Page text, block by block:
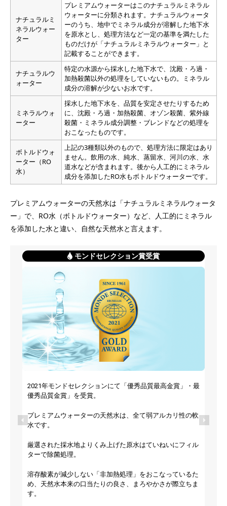
ナチュラルミ
ネラルウォー
ター
プレミアムウォーターはこのナチュラルミネラル
ウォーターに分類されます。ナチュラルウォータ
ーのうち、地中でミネラル成分が溶解した地下水
を原水とし、処理方法など一定の基準を満たした
ものだけが「ナチュラルミネラルウォーター」と
記載することができます。
ナチュラルウ
ォーター
特定の水源から採水した地下水で、沈殿・ろ過・
加熱殺菌以外の処理をしていないもの。ミネラル
成分の溶解が少ないお水です。
ミネラルウォ
ーター
採水した地下水を、品質を安定させたりするため
に、沈殿・ろ過・加熱殺菌、オゾン殺菌、紫外線
殺菌・ミネラル成分調整・ブレンドなどの処理を
おこなったものです。
ボトルドウォ
ーター（RO
水）
上記の3種類以外のもので、処理方法に限定はあり
ません。飲用の水、純水、蒸留水、河川の水、水
道水などが含まれます。後から人工的にミネラル
成分を添加したRO水もボトルドウォーターです。
プレミアムウォーターの天然水は「ナチュラルミネラルウォータ
ー」で、RO水（ボトルドウォーター）など、人工的にミネラル
を添加した水と違い、自然な天然水と言えます。
モンドセレクション賞受賞
2021年モンドセレクションにて「優秀品質最高金賞」・最
優秀品質金賞」を受賞。
プレミアムウォーターの天然水は、全て弱アルカリ性の軟
水です。
厳選された採水地よりくみ上げた原水はていねいにフィル
ターで除菌処理。
溶存酸素が減少しない「非加熱処理」をおこなっているた
め、天然水本来の口当たりの良さ、まろやかさが際立ちま
す。